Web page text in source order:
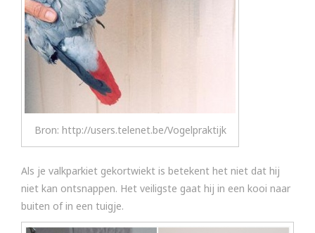
Bron: http://users.telenet.be/Vogelpraktijk
Als je valkparkiet gekortwiekt is betekent het niet dat hij
niet kan ontsnappen. Het veiligste gaat hij in een kooi naar
buiten of in een tuigje.